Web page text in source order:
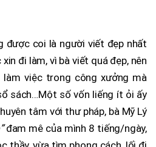
được coi là người viết đẹp nhất
đi làm, vì bà viết quá đẹp, nên
làm việc trong công xưởng mà
sách…Một số vốn liếng ít ỏi ấy
tâm với thư pháp, bà Mỹ Lý
đam mê của mình 8 tiếng/ngày,